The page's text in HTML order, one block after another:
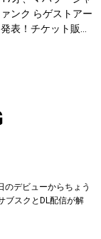
ンク らゲストアー
表！チケット販売
のデビューからちょう
ブスクとDL配信が解